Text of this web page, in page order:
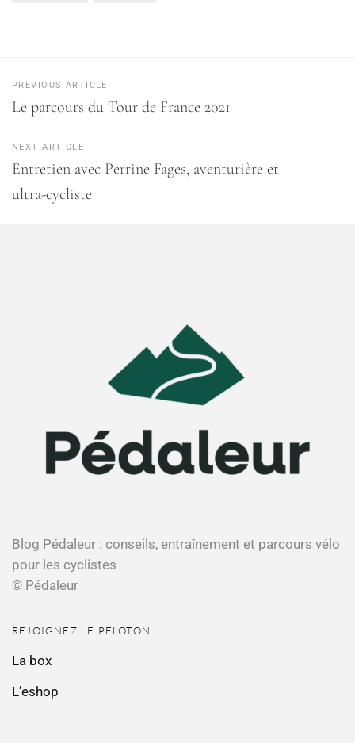
PREVIOUS ARTICLE
Le parcours du Tour de France 2021
NEXT ARTICLE
Entretien avec Perrine Fages, aventurière et
ultra-cycliste
Blog Pédaleur : conseils, entraînement et parcours vélo
pour les cyclistes
© Pédaleur
REJOIGNEZ LE PELOTON
La box
L’eshop